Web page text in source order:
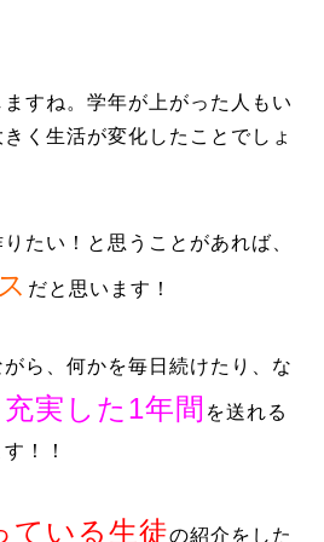
すね。学年が上がった人もい
く生活が変化したことでしょ
たい！と思うことがあれば、
だと思います！
ら、何かを毎日続けたり、な
充実した1年間 を送れる
！！
ている生徒の紹介をした